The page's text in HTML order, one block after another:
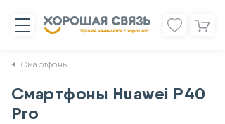
Смартфоны
Смартфоны Huawei P40
Pro